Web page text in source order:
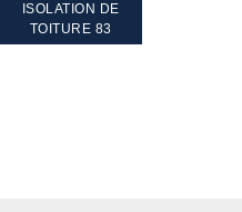
ISOLATION DE
TOITURE 83